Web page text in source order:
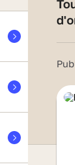
Tout pour t'aider à trouver les formations sur Parcoursup qui correspondent à la fois à tes attentes